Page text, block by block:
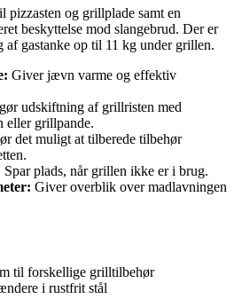
pizzasten og grillplade samt en
beskyttelse mod slangebrud. Der er
af gastanke op til 11 kg under grillen.
Giver jævn varme og effektiv
udskiftning af grillristen med
eller grillpande.
det muligt at tilberede tilbehør
Spar plads, når grillen ikke er i brug.
Giver overblik over madlavningen
til forskellige grilltilbehør
i rustfrit stål